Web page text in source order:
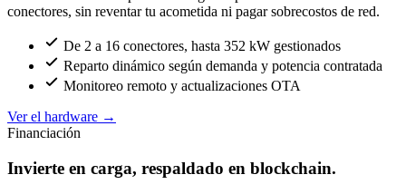
conectores, sin reventar tu acometida ni pagar sobrecostos de red.
De 2 a 16 conectores, hasta 352 kW gestionados
Reparto dinámico según demanda y potencia contratada
Monitoreo remoto y actualizaciones OTA
Ver el hardware →
Financiación
Invierte en carga, respaldado en blockchain.